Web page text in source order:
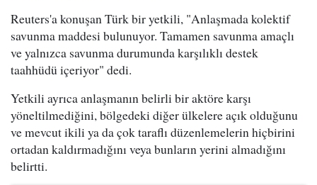
Reuters'a konuşan Türk bir yetkili, "Anlaşmada kolektif
savunma maddesi bulunuyor. Tamamen savunma amaçlı
ve yalnızca savunma durumunda karşılıklı destek
taahhüdü içeriyor" dedi.
Yetkili ayrıca anlaşmanın belirli bir aktöre karşı
yöneltilmediğini, bölgedeki diğer ülkelere açık olduğunu
ve mevcut ikili ya da çok taraflı düzenlemelerin hiçbirini
ortadan kaldırmadığını veya bunların yerini almadığını
belirtti.